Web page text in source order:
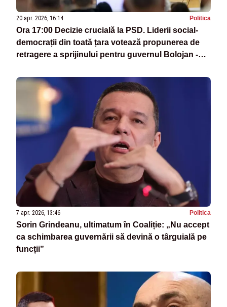
20 apr. 2026, 16:14 Politica
Ora 17:00 Decizie crucială la PSD. Liderii social-
democrații din toată țara votează propunerea de
retragere a sprijinului pentru guvernul Bolojan -
7 apr. 2026, 13:46 Politica
Sorin Grindeanu, ultimatum în Coaliție: „Nu accept
ca schimbarea guvernării să devină o târguială pe
funcții”